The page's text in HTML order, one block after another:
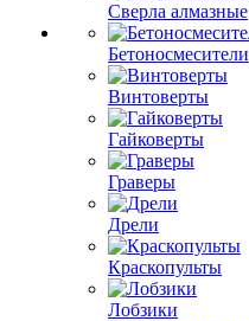
Сверла алмазные
Бетоносмесители
Винтоверты
Гайковерты
Граверы
Дрели
Краскопульты
Лобзики